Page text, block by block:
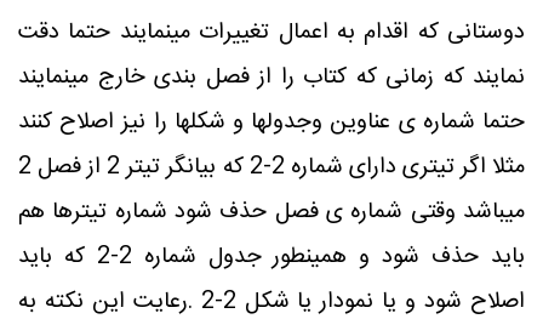
دوستانی که اقدام به اعمال تغییرات مینمایند حتما دقت
نمایند که زمانی که کتاب را از فصل بندی خارج مینمایند
حتما شماره ی عناوین وجدولها و شکلها را نیز اصلاح کنند
مثلا اگر تیتری دارای شماره 2-2 که بیانگر تیتر 2 از فصل 2
میباشد وقتی شماره ی فصل حذف شود شماره تیترها هم
باید حذف شود و همینطور جدول شماره 2-2 که باید
اصلاح شود و یا نمودار یا شکل 2-2
.رعایت این نکته به